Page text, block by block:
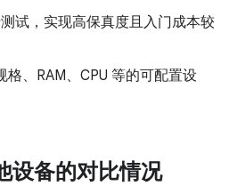
试，实现高保真度且入门成本较
格、RAM、CPU 等的可配置设
设备的对比情况